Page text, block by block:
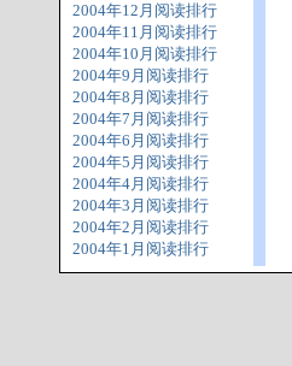
2004年12月阅读排行
2004年11月阅读排行
2004年10月阅读排行
2004年9月阅读排行
2004年8月阅读排行
2004年7月阅读排行
2004年6月阅读排行
2004年5月阅读排行
2004年4月阅读排行
2004年3月阅读排行
2004年2月阅读排行
2004年1月阅读排行